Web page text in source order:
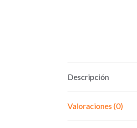
Descripción
Valoraciones (0)